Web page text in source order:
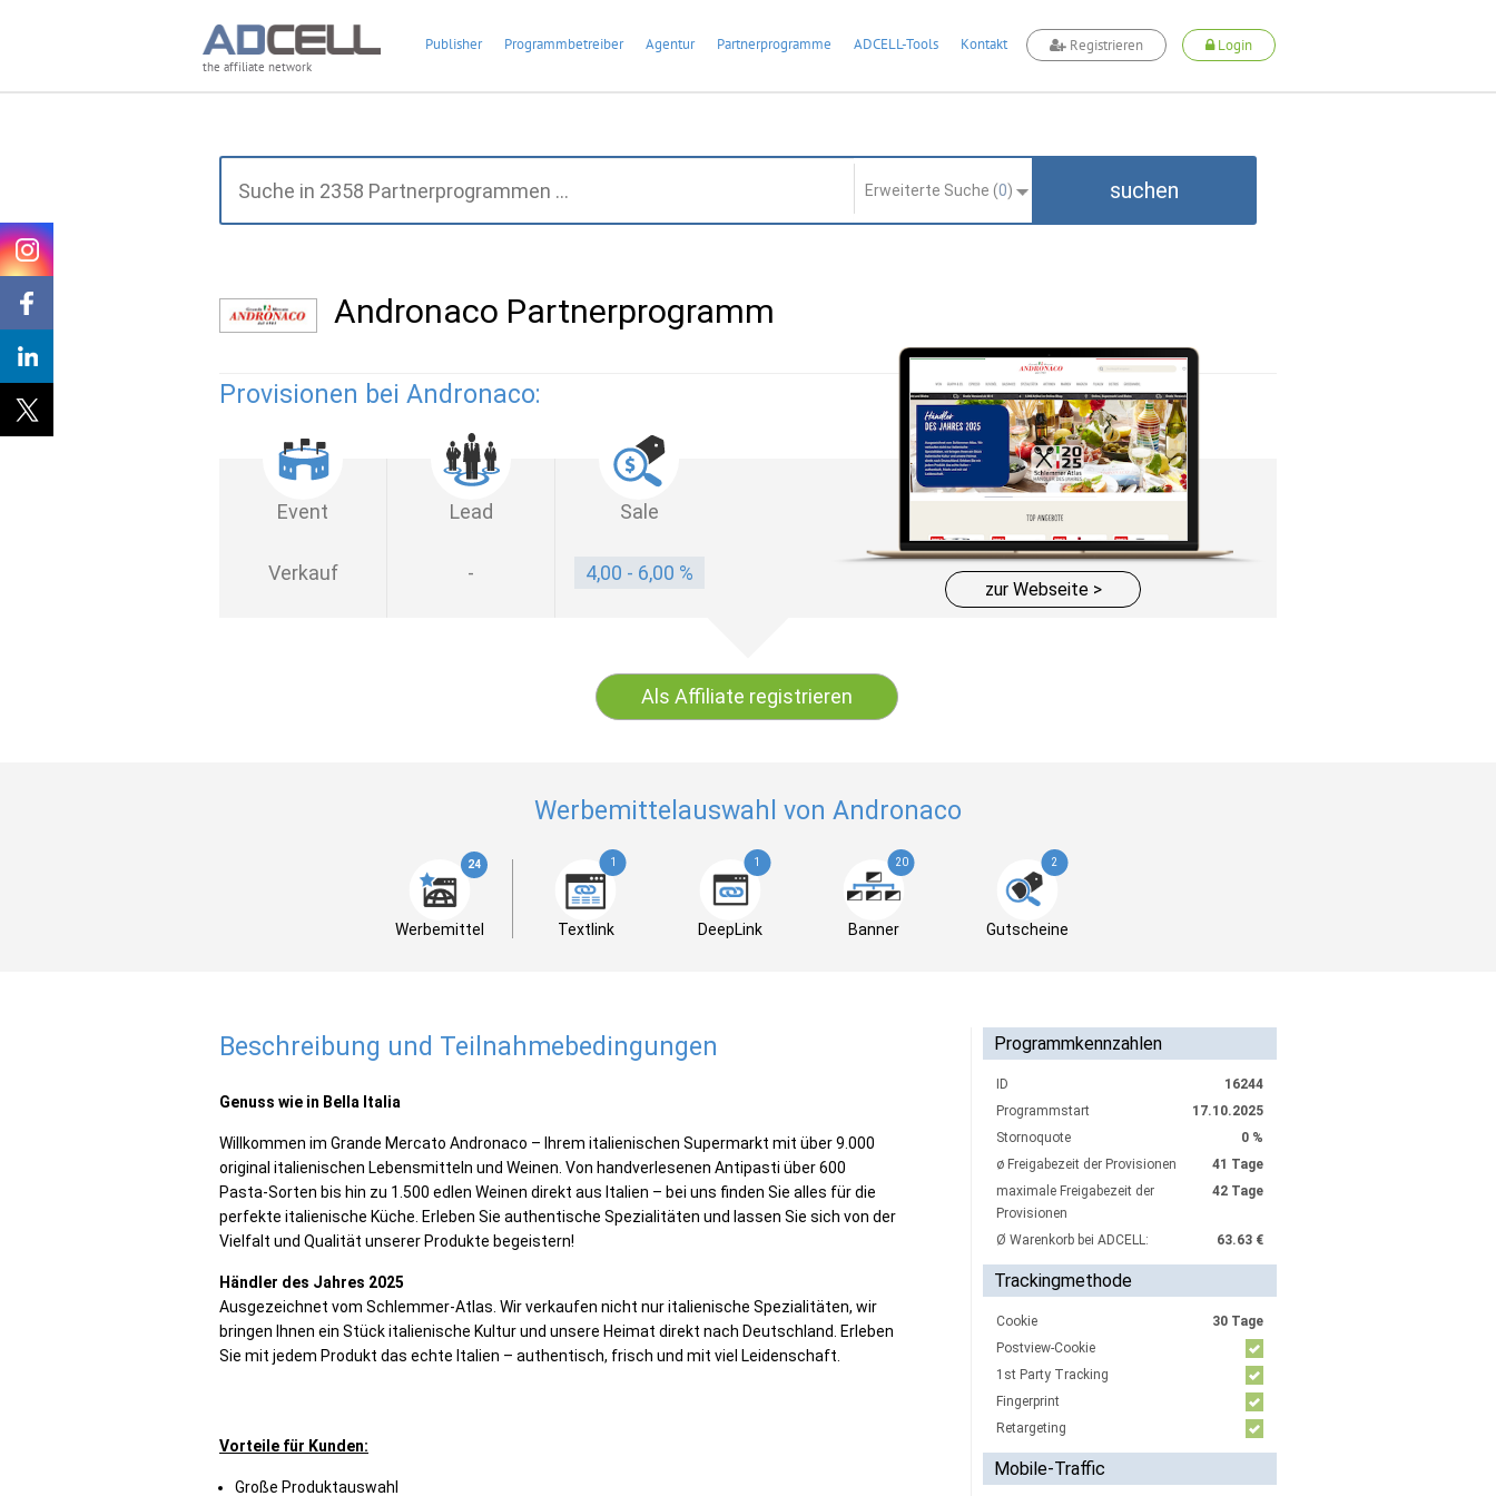
the affiliate network
Publisher Programmbetreiber Agentur Partnerprogramme ADCELL-Tools Kontakt Registrieren Login
Erweiterte Suche (0) suchen
Andronaco Partnerprogramm
Provisionen bei Andronaco:
Event Lead Sale
Verkauf - 4,00 - 6,00 %
zur Webseite >
Als Affiliate registrieren
Werbemittelauswahl von Andronaco
24
Werbemittel
1
Textlink
1
DeepLink
20
Banner
2
Gutscheine
Beschreibung und Teilnahmebedingungen
Genuss wie in Bella Italia
Willkommen im Grande Mercato Andronaco – Ihrem italienischen Supermarkt mit über 9.000
original italienischen Lebensmitteln und Weinen. Von handverlesenen Antipasti über 600
Pasta-Sorten bis hin zu 1.500 edlen Weinen direkt aus Italien – bei uns finden Sie alles für die
perfekte italienische Küche. Erleben Sie authentische Spezialitäten und lassen Sie sich von der
Vielfalt und Qualität unserer Produkte begeistern!
Händler des Jahres 2025
Ausgezeichnet vom Schlemmer-Atlas. Wir verkaufen nicht nur italienische Spezialitäten, wir
bringen Ihnen ein Stück italienische Kultur und unsere Heimat direkt nach Deutschland. Erleben
Sie mit jedem Produkt das echte Italien – authentisch, frisch und mit viel Leidenschaft.
Vorteile für Kunden:
Große Produktauswahl
Programmkennzahlen
ID
16244
Programmstart
17.10.2025
Stornoquote
0 %
ø Freigabezeit der Provisionen
41 Tage
maximale Freigabezeit der
Provisionen
42 Tage
Ø Warenkorb bei ADCELL: 63.63 €
Trackingmethode
Cookie
30 Tage
Postview-Cookie
1st Party Tracking
Fingerprint
Retargeting
Mobile-Traffic